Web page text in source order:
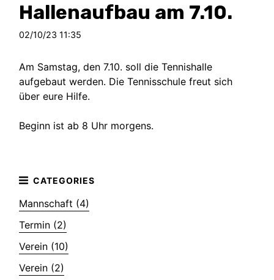
Hallenaufbau am 7.10.
02/10/23 11:35
Am Samstag, den 7.10. soll die Tennishalle
aufgebaut werden. Die Tennisschule freut sich
über eure Hilfe.
Beginn ist ab 8 Uhr morgens.
Mannschaft (4)
Termin (2)
Verein (10)
Verein (2)